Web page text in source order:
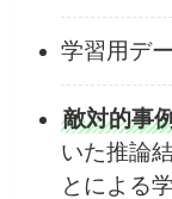
学習用デ
敵対的事
いた推論
とによる